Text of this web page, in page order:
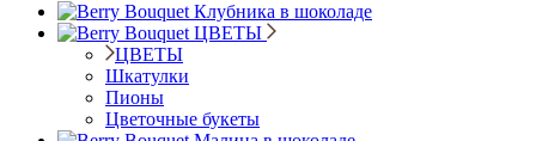
Клубника в шоколаде
ЦВЕТЫ
ЦВЕТЫ
Шкатулки
Пионы
Цветочные букеты